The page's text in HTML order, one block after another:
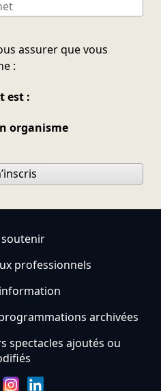
assurer que vous
:
est :
organisme
professionnels
archivées
spectacles ajoutés ou